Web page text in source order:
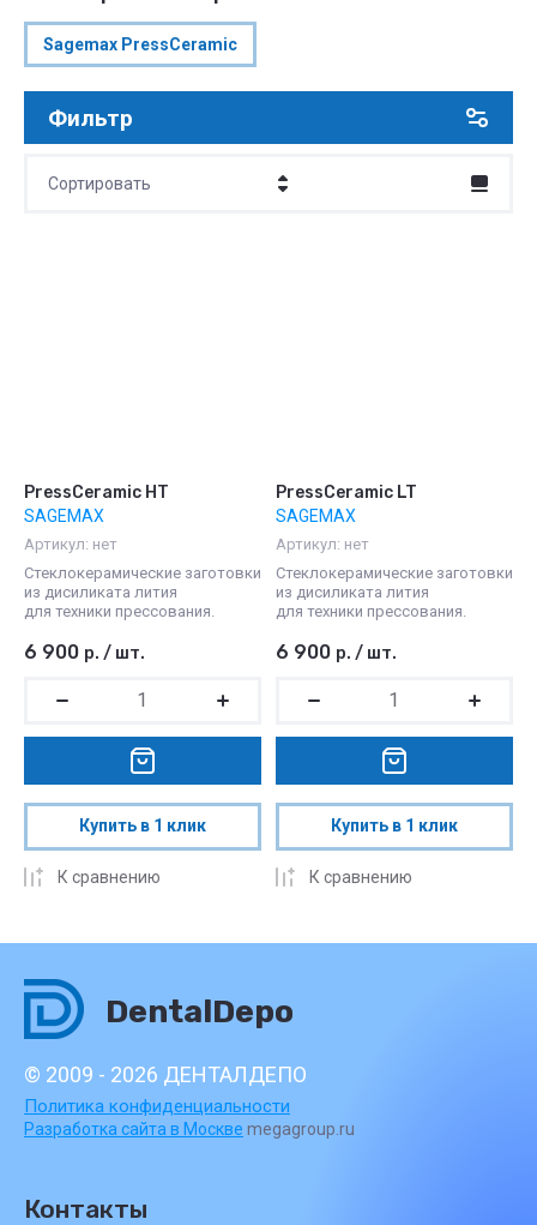
Sagemax PressCeramic
Фильтр
Сортировать
PressCeramic HT
SAGEMAX
Артикул: нет
Стеклокерамические заготовки
из дисиликата лития
для техники прессования.
6 900 р. / шт.
Купить в 1 клик
К сравнению
PressCeramic LT
SAGEMAX
Артикул: нет
Стеклокерамические заготовки
из дисиликата лития
для техники прессования.
6 900 р. / шт.
Купить в 1 клик
К сравнению
DentalDepo
© 2009 - 2026 ДЕНТАЛДЕПО
Политика конфиденциальности
Разработка сайта в Москве megagroup.ru
Контакты